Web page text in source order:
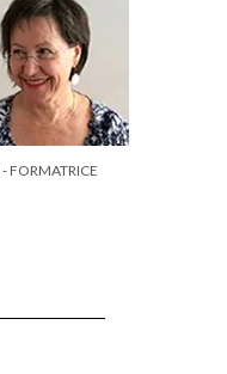
FORMATRICE